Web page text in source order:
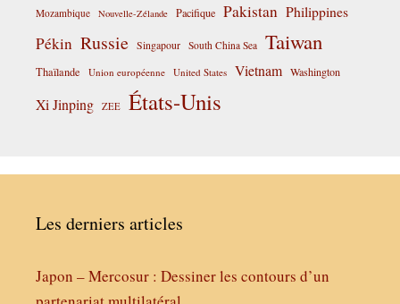
Mozambique Nouvelle-Zélande Pacifique Pakistan Philippines
Pékin Russie Singapour South China Sea Taiwan
Thaïlande Union européenne United States Vietnam Washington
Xi Jinping ZEE États-Unis
Les derniers articles
Japon – Mercosur : Dessiner les contours d’un